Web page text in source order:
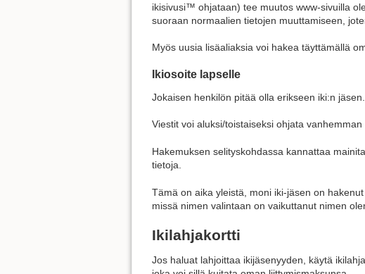
ikisivusi™ ohjataan) tee muutos www-sivuilla
suoraan normaalien tietojen muuttamiseen,
Myös uusia lisäaliaksia voi hakea täyttämällä
Ikiosoite lapselle
Jokaisen henkilön pitää olla erikseen iki:n
Viestit voi aluksi/toistaiseksi ohjata
Hakemuksen selityskohdassa kannattaa
tietoja.
Tämä on aika yleistä, moni iki-jäsen on
missä nimen valintaan on vaikuttanut nimen
Ikilahjakortti
Jos haluat lahjoittaa ikijäsenyyden, käytä